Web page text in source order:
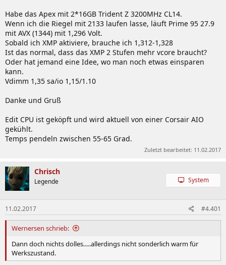
Habe das Apex mit 2*16GB Trident Z 3200MHz CL14.
Wenn ich die Riegel mit 2133 laufen lasse, läuft Prime 95 27.9
mit AVX (1344) mit 1,296 Volt.
Sobald ich XMP aktiviere, brauche ich 1,312-1,328
Ist das normal, dass das XMP 2 Stufen mehr vcore braucht?
Oder hat jemand eine Idee, wo man noch etwas einsparen
kann.
Vdimm 1,35 sa/io 1,15/1.10
Danke und Gruß
Edit CPU ist geköpft und wird aktuell von einer Corsair AIO
gekühlt.
Temps pendeln zwischen 55-65 Grad.
Zuletzt bearbeitet: 11.02.2017
Chrisch
Legende System
11.02.2017 #4.401
Wernersen schrieb:
Dann doch nichts dolles.....allerdings nicht sonderlich warm für
Werkszustand.